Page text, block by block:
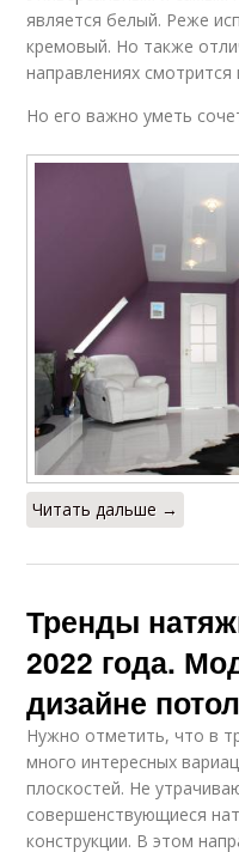
является белый. Реже
кремовый. Но также
направлениях
Но его важно уметь
Читать дальше →
Тренды
2022 года.
дизайне
Нужно отметить, что в
много интересных
плоскостей. Не
совершенствующиеся
конструкции. В этом